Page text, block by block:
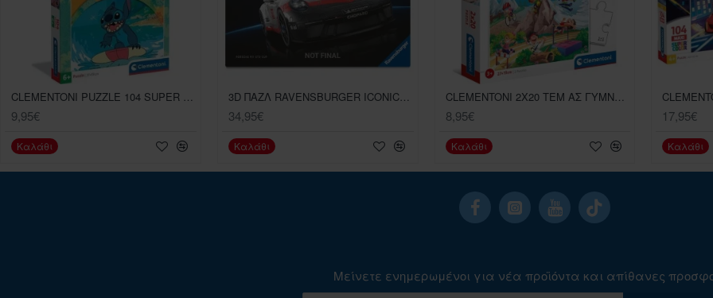
9,95€
Καλάθι
3D ΠΑΖΛ RAVENSBURGER ICONICS 108 TEM PORSCHE GT 3 CUP
34,95€
Καλάθι
8,95€
Καλάθι
17,95€
Καλάθι
Μείνετε ενημερωμένοι για νέα προϊόντα και απίθανες